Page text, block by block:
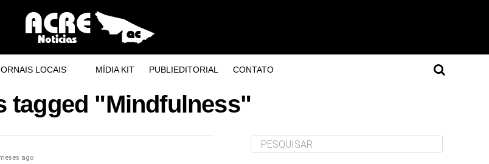
LOCAIS MÍDIA KIT PUBLIEDITORIAL CONTATO
tagged "Mindfulness"
ago